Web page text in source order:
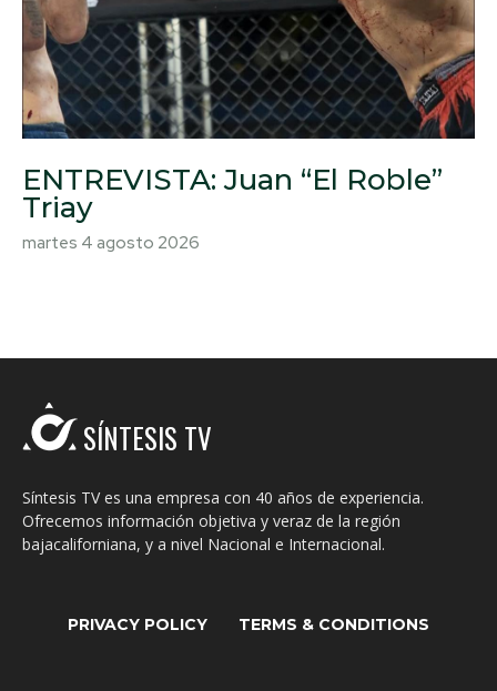
ENTREVISTA: Juan “El Roble”
Triay
martes 4 agosto 2026
SÍNTESIS TV
Síntesis TV es una empresa con 40 años de experiencia.
Ofrecemos información objetiva y veraz de la región
bajacaliforniana, y a nivel Nacional e Internacional.
PRIVACY POLICY TERMS & CONDITIONS